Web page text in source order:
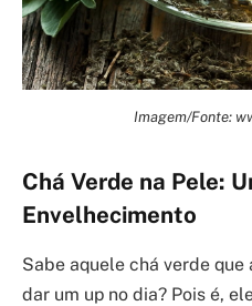
Imagem/Fonte:
Chá Verde na Pele:
Envelhecimento
Sabe aquele chá verde
dar um up no dia? Pois é,